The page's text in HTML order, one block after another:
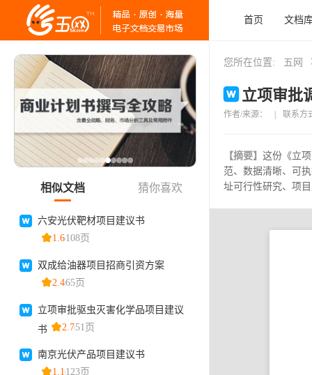
首页 文档
您所在位置: 五网
立项审批
作者/来源： 联系方
【摘要】 这份《立
范、数据清晰、可
址可行性研究、项